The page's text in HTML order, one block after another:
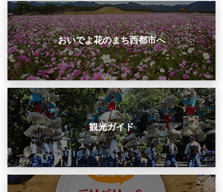
おいでよ花のまち西都市へ
観光ガイド